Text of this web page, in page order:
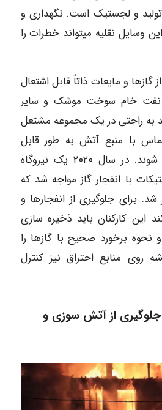
و لجستیک است. نگهداری و
وسایل نقلیه میتواند خطرات را
گازها و مایعات ذاتاً قابل اشتعال
نفت خام سوخت موشک و سایر
به راحتی در یک مجموعه مشتعل
با منبع آتش به طور قابل
توجهی خطرناکتر می شوند. در سال ۲۰۲۰ یک نیروگاه
با انفجار گاز مواجه شد که
برای جلوگیری از انفجارها و
این کارکنان باید ذخیره سازی
نحوه برخورد صحیح با گازها را
روی منابع احتراق نیز کنترل
جلوگیری از آتش سوزی و